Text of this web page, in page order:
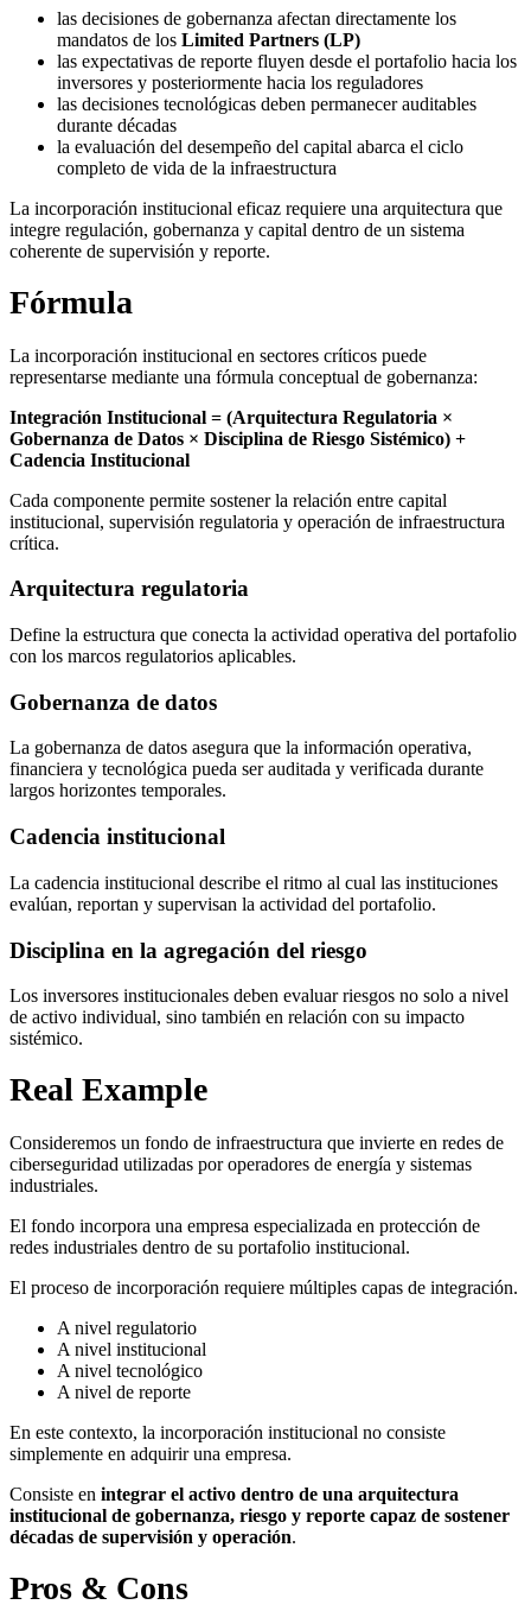
las decisiones de gobernanza afectan directamente los
mandatos de los Limited Partners (LP)
las expectativas de reporte fluyen desde el portafolio hacia los
inversores y posteriormente hacia los reguladores
las decisiones tecnológicas deben permanecer auditables
durante décadas
la evaluación del desempeño del capital abarca el ciclo
completo de vida de la infraestructura
La incorporación institucional eficaz requiere una arquitectura que
integre regulación, gobernanza y capital dentro de un sistema
coherente de supervisión y reporte.
Fórmula
La incorporación institucional en sectores críticos puede
representarse mediante una fórmula conceptual de gobernanza:
Integración Institucional = (Arquitectura Regulatoria ×
Gobernanza de Datos × Disciplina de Riesgo Sistémico) +
Cadencia Institucional
Cada componente permite sostener la relación entre capital
institucional, supervisión regulatoria y operación de infraestructura
crítica.
Arquitectura regulatoria
Define la estructura que conecta la actividad operativa del portafolio
con los marcos regulatorios aplicables.
Gobernanza de datos
La gobernanza de datos asegura que la información operativa,
financiera y tecnológica pueda ser auditada y verificada durante
largos horizontes temporales.
Cadencia institucional
La cadencia institucional describe el ritmo al cual las instituciones
evalúan, reportan y supervisan la actividad del portafolio.
Disciplina en la agregación del riesgo
Los inversores institucionales deben evaluar riesgos no solo a nivel
de activo individual, sino también en relación con su impacto
sistémico.
Real Example
Consideremos un fondo de infraestructura que invierte en redes de
ciberseguridad utilizadas por operadores de energía y sistemas
industriales.
El fondo incorpora una empresa especializada en protección de
redes industriales dentro de su portafolio institucional.
El proceso de incorporación requiere múltiples capas de integración.
A nivel regulatorio
A nivel institucional
A nivel tecnológico
A nivel de reporte
En este contexto, la incorporación institucional no consiste
simplemente en adquirir una empresa.
Consiste en integrar el activo dentro de una arquitectura
institucional de gobernanza, riesgo y reporte capaz de sostener
décadas de supervisión y operación.
Pros & Cons